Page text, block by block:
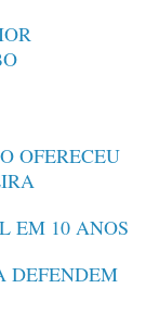
OFERECEU
EM 10 ANOS
DEFENDEM